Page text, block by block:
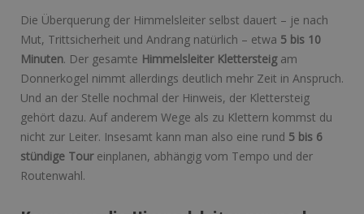
Die Überquerung der Himmelsleiter selbst dauert – je nach
Mut, Trittsicherheit und Andrang natürlich – etwa 5 bis 10
Minuten. Der gesamte Himmelsleiter Klettersteigam
Donnerkogel nimmt allerdings deutlich mehr Zeit in Anspruch.
Und an der Stelle nochmal der Hinweis, der Klettersteig
gehört dazu. Auf anderem Wege als zu Klettern kommst du
nicht zur Leiter. Insesamt kann man also eine rund 5 bis 6
stündige Toureinplanen, abhängig vom Tempo und der
Routenwahl.